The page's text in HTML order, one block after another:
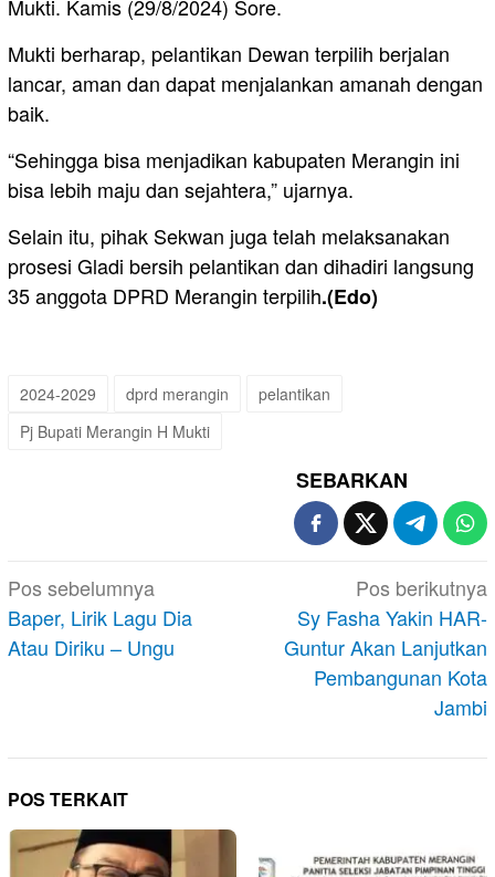
Mukti. Kamis (29/8/2024) Sore.
Mukti berharap, pelantikan Dewan terpilih berjalan
lancar, aman dan dapat menjalankan amanah dengan
baik.
“Sehingga bisa menjadikan kabupaten Merangin ini
bisa lebih maju dan sejahtera,” ujarnya.
Selain itu, pihak Sekwan juga telah melaksanakan
prosesi Gladi bersih pelantikan dan dihadiri langsung
35 anggota DPRD Merangin terpilih.(Edo)
2024-2029 dprd merangin
pelantikan
Pj Bupati Merangin H Mukti
SEBARKAN
Navigasi
pos
Pos sebelumnya
Baper, Lirik Lagu Dia
Atau Diriku – Ungu
Pos berikutnya
Sy Fasha Yakin HAR-
Guntur Akan Lanjutkan
Pembangunan Kota
Jambi
POS TERKAIT